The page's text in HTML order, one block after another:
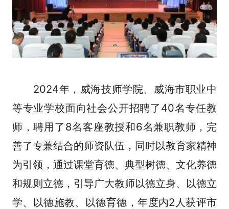
2024年，威海技师学院、威海市职业中
等专业学校面向社会公开招聘了40名专任教
师，聘用了8名客座教授和6名兼职教师，完
善了专兼结合的师资队伍，同时以教育家精神
为引领，通过课堂育德、典型树德、文化养德
和规则立德，引导广大教师以德立身、以德立
学、以德施教、以德育德，年度内2人获评市